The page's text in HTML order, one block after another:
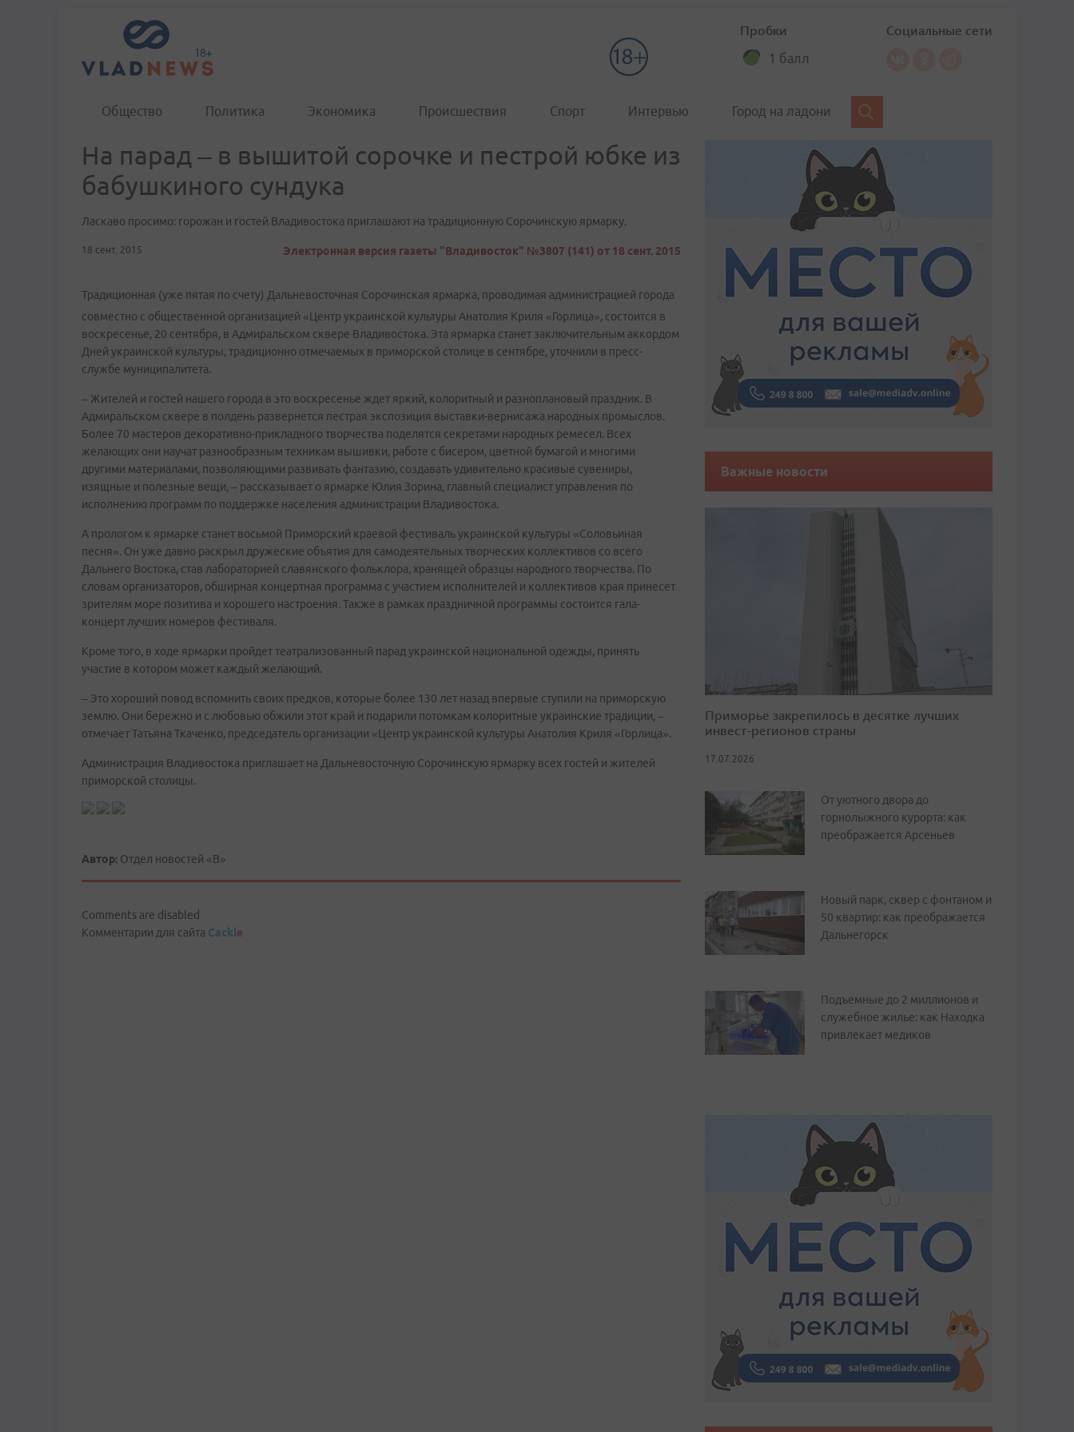
Пробки
1 балл
Социальные сети
Общество Политика Экономика Происшествия Спорт Интервью Город на ладони
На парад – в вышитой сорочке и пестрой юбке из
бабушкиного сундука
Ласкаво просимо: горожан и гостей Владивостока приглашают на традиционную Сорочинскую ярмарку.
18 сент. 2015 Электронная версия газеты "Владивосток" №3807 (141) от 18 сент. 2015
Традиционная (уже пятая по счету) Дальневосточная Сорочинская ярмарка, проводимая администрацией города
совместно с общественной организацией «Центр украинской культуры Анатолия Криля «Горлица», состоится в
воскресенье, 20 сентября, в Адмиральском сквере Владивостока. Эта ярмарка станет заключительным аккордом
Дней украинской культуры, традиционно отмечаемых в приморской столице в сентябре, уточнили в пресс-
службе муниципалитета.
– Жителей и гостей нашего города в это воскресенье ждет яркий, колоритный и разноплановый праздник. В
Адмиральском сквере в полдень развернется пестрая экспозиция выставки-вернисажа народных промыслов.
Более 70 мастеров декоративно-прикладного творчества поделятся секретами народных ремесел. Всех
желающих они научат разнообразным техникам вышивки, работе с бисером, цветной бумагой и многими
другими материалами, позволяющими развивать фантазию, создавать удивительно красивые сувениры,
изящные и полезные вещи, – рассказывает о ярмарке Юлия Зорина, главный специалист управления по
исполнению программ по поддержке населения администрации Владивостока.
А прологом к ярмарке станет восьмой Приморский краевой фестиваль украинской культуры «Соловьиная
песня». Он уже давно раскрыл дружеские объятия для самодеятельных творческих коллективов со всего
Дальнего Востока, став лабораторией славянского фольклора, хранящей образцы народного творчества. По
словам организаторов, обширная концертная программа с участием исполнителей и коллективов края принесет
зрителям море позитива и хорошего настроения. Также в рамках праздничной программы состоится гала-
концерт лучших номеров фестиваля.
Кроме того, в ходе ярмарки пройдет театрализованный парад украинской национальной одежды, принять
участие в котором может каждый желающий.
– Это хороший повод вспомнить своих предков, которые более 130 лет назад впервые ступили на приморскую
землю. Они бережно и с любовью обжили этот край и подарили потомкам колоритные украинские традиции, –
отмечает Татьяна Ткаченко, председатель организации «Центр украинской культуры Анатолия Криля «Горлица».
Администрация Владивостока приглашает на Дальневосточную Сорочинскую ярмарку всех гостей и жителей
приморской столицы.
Автор: Отдел новостей «В»
Comments are disabled
Комментарии для сайта Cackle
Важные новости
Приморье закрепилось в десятке лучших
инвест-регионов страны
17.07.2026
От уютного двора до
горнолыжного курорта: как
преображается Арсеньев
Новый парк, сквер с фонтаном и
50 квартир: как преображается
Дальнегорск
Подъемные до 2 миллионов и
служебное жилье: как Находка
привлекает медиков